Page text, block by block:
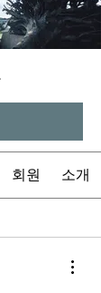
회원 소개